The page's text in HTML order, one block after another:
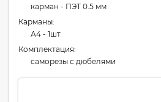
карман - ПЭТ 0.5 мм
Карманы:
А4 - 1шт
Комплектация:
cаморезы с дюбелями